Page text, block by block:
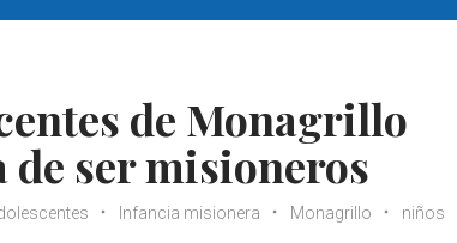
de Monagrillo
de ser misioneros
Infancia misionera Monagrillo niños